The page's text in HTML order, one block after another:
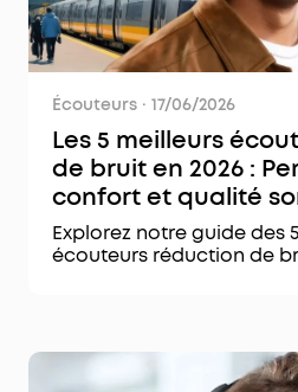
Écouteurs · 17/06/2026
Les 5 meilleurs
de bruit en 2026 :
confort et qualité
Explorez notre guide des
écouteurs réduction de